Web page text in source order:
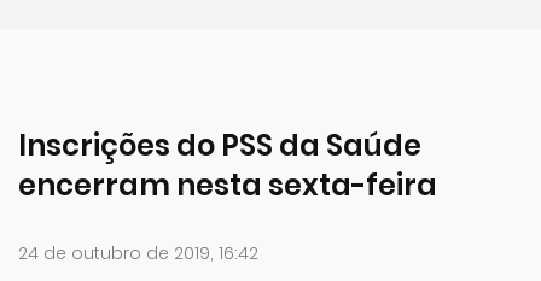
Inscrições do PSS da Saúde
encerram nesta sexta-feira
24 de outubro de 2019, 16:42